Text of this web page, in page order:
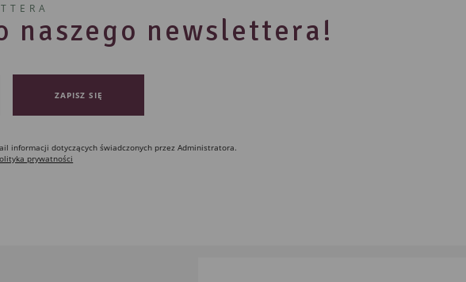
naszego newslettera!
informacji dotyczących świadczonych przez Administratora.
prywatności